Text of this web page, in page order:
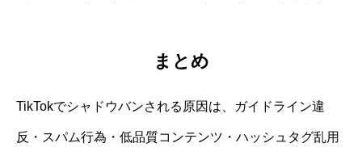
まとめ
TikTokでシャドウバンされる原因は、ガイドライン違
反・スパム行為・低品質コンテンツ・ハッシュタグ乱用